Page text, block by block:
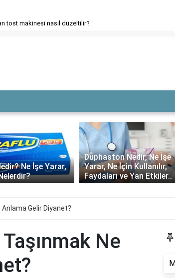
tost makinesi nasıl düzeltilir?
Ne İşe Yarar,
Duphaston Nedir, Ne İşe
Yarar, Ne İçin Kullanılır,
Faydaları ve Yan Etkiler..
Anlama Gelir Diyanet?
Ne